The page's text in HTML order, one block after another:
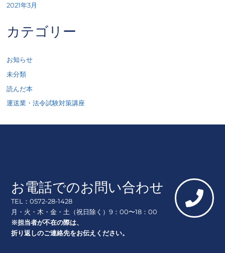
2021年3月
カテゴリー
お知らせ
未分類
読んだ本
運送業・法令試験対策講座
お電話でのお問い合わせ
TEL：0572-28-1428
月・火・木・金・土（祝日除く）9：00〜18：00
※担当者が不在の際は、
折り返しのご連絡先をお伝えください。